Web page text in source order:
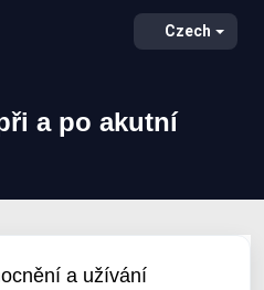
Czech
a po akutní
a užívání